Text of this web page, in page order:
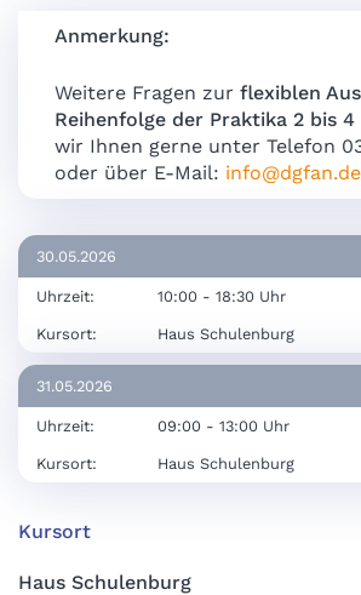
Anmerkung:
Weitere Fragen zur flexiblen
Reihenfolge der Praktika 2 bis 4
wir Ihnen gerne unter Telefon
oder über E-Mail: info@dgfan.de
30.05.2026
Uhrzeit: 10:00 - 18:30 Uhr
Kursort: Haus Schulenburg
31.05.2026
Uhrzeit: 09:00 - 13:00 Uhr
Kursort: Haus Schulenburg
Kursort
Haus Schulenburg